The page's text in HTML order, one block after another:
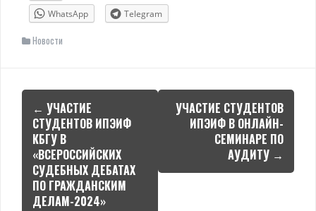
WhatsApp
Telegram
Новости
Навигация
по
записям
← УЧАСТИЕ
СТУДЕНТОВ ИПЭИФ
КБГУ В
«ВСЕРОССИЙСКИХ
СУДЕБНЫХ ДЕБАТАХ
ПО ГРАЖДАНСКИМ
ДЕЛАМ-2024»
УЧАСТИЕ СТУДЕНТОВ
ИПЭИФ В ОНЛАЙН-
СЕМИНАРЕ ПО
АУДИТУ →